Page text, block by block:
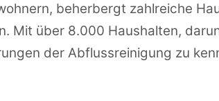
beherbergt zahlreiche
Mit über 8.000 Haushalten,
der Abflussreinigung zu